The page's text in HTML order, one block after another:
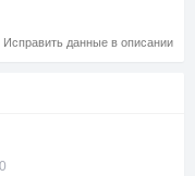
Исправить данные в описании